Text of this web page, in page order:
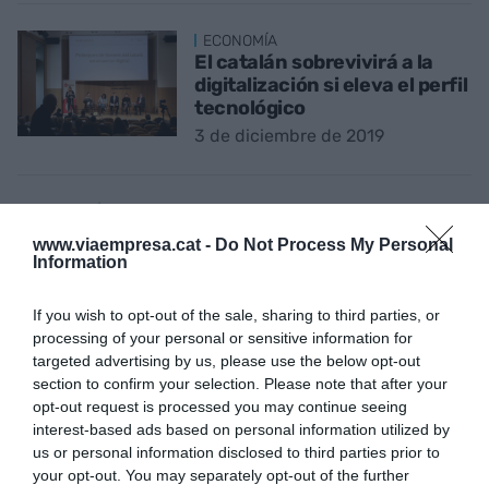
www.viaempresa.cat - Do Not Process My Personal
Information
If you wish to opt-out of the sale, sharing to third parties, or
processing of your personal or sensitive information for
targeted advertising by us, please use the below opt-out
section to confirm your selection. Please note that after your
opt-out request is processed you may continue seeing
interest-based ads based on personal information utilized by
us or personal information disclosed to third parties prior to
your opt-out. You may separately opt-out of the further
ECONOMÍA
El catalán sobrevivirá a la
digitalización si eleva el perfil
tecnológico
3 de diciembre de 2019
Smart city, la ciudad de los
sueños se hace real
LA BUENA NOTICIA DEL DÍA
El Gobierno anuncia la rebaja
de un 30% en las tasas
universitarias
15 de noviembre de 2019